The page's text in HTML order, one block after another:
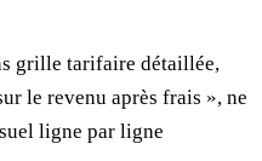
grille tarifaire détaillée,
le revenu après frais », ne
ligne par ligne